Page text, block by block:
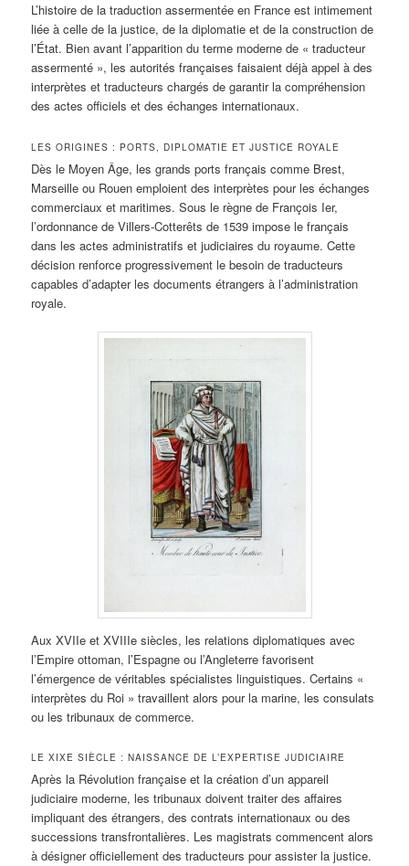
L’histoire de la traduction assermentée en France est intimement
liée à celle de la justice, de la diplomatie et de la construction de
l’État. Bien avant l’apparition du terme moderne de « traducteur
assermenté », les autorités françaises faisaient déjà appel à des
interprètes et traducteurs chargés de garantir la compréhension
des actes officiels et des échanges internationaux.
LES ORIGINES : PORTS, DIPLOMATIE ET JUSTICE ROYALE
Dès le Moyen Âge, les grands ports français comme Brest,
Marseille ou Rouen emploient des interprètes pour les échanges
commerciaux et maritimes. Sous le règne de François Ier,
l’ordonnance de Villers-Cotterêts de 1539 impose le français
dans les actes administratifs et judiciaires du royaume. Cette
décision renforce progressivement le besoin de traducteurs
capables d’adapter les documents étrangers à l’administration
royale.
Aux XVIIe et XVIIIe siècles, les relations diplomatiques avec
l’Empire ottoman, l’Espagne ou l’Angleterre favorisent
l’émergence de véritables spécialistes linguistiques. Certains «
interprètes du Roi » travaillent alors pour la marine, les consulats
ou les tribunaux de commerce.
LE XIXE SIÈCLE : NAISSANCE DE L’EXPERTISE JUDICIAIRE
Après la Révolution française et la création d’un appareil
judiciaire moderne, les tribunaux doivent traiter des affaires
impliquant des étrangers, des contrats internationaux ou des
successions transfrontalières. Les magistrats commencent alors
à désigner officiellement des traducteurs pour assister la justice.